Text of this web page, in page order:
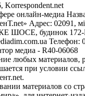
Korrespondent.net
онлайн-медиа
Адрес: 02091,
ШОСЕ, будинок 172-
Телефон:
медиа - R40-06068
любых материалов,
при условии
материалов со